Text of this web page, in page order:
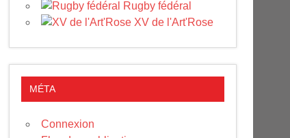
Rugby fédéral
XV de l'Art'Rose
MÉTA
Connexion